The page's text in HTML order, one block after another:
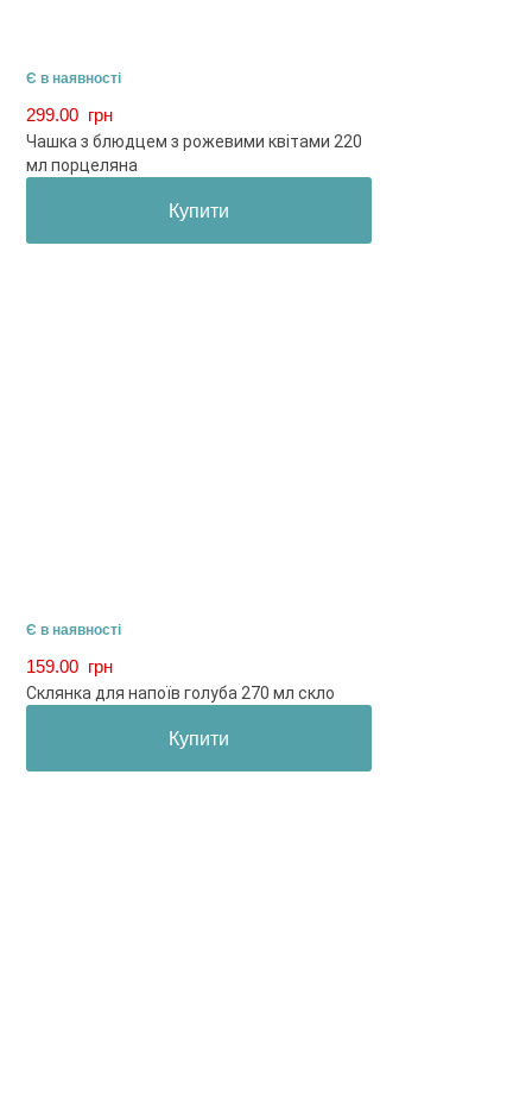
Є в наявності
299.00 грн
Чашка з блюдцем з рожевими квітами 220
мл порцеляна
Купити
Є в наявності
159.00 грн
Склянка для напоїв голуба 270 мл скло
Купити